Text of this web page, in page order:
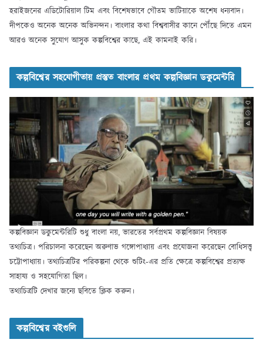
হরাইজনের এডিটোরিয়াল টিম এবং বিশেষভাবে গৌতম ভাটিয়াকে অশেষ ধন্যবাদ।
দীপকেও অনেক অনেক অভিনন্দন। বাংলার কথা বিশ্ববাসীর কানে পৌঁছে দিতে এমন
আরও অনেক সুযোগ আসুক কল্পবিশ্বের কাছে, এই কামনাই করি।
কল্পবিশ্বের সহযোগীতায় প্রস্তুত বাংলার প্রথম কল্পবিজ্ঞান ডকুমেন্টরি
কল্পবিজ্ঞান ডকুমেন্টরিটি শুধু বাংলা নয়, ভারতের সর্বপ্রথম কল্পবিজ্ঞান বিষয়ক
তথ্যচিত্র। পরিচালনা করেছেন অরুণাভ গঙ্গোপাধ্যায় এবং প্রযোজনা করেছেন বোধিসত্ত্ব
চট্টোপাধ্যায়। তথ্যচিত্রটির পরিকল্পনা থেকে শুটিং-এর প্রতি ক্ষেত্রে কল্পবিশ্বের প্রত্যক্ষ
সাহায্য ও সহযোগিতা ছিল।
তথ্যচিত্রটি দেখার জন্যে ছবিতে ক্লিক করুন।
কল্পবিশ্বের বইগুলি